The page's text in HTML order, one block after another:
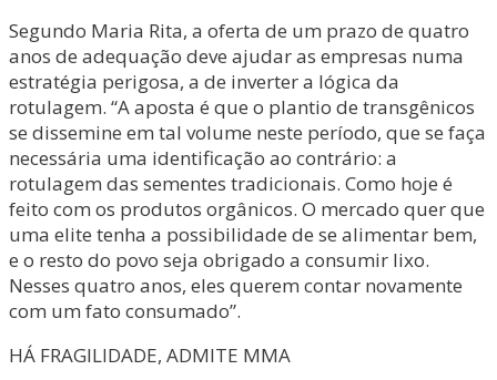
Segundo Maria Rita, a oferta de um prazo de quatro
anos de adequação deve ajudar as empresas numa
estratégia perigosa, a de inverter a lógica da
rotulagem. “A aposta é que o plantio de transgênicos
se dissemine em tal volume neste período, que se faça
necessária uma identificação ao contrário: a
rotulagem das sementes tradicionais. Como hoje é
feito com os produtos orgânicos. O mercado quer que
uma elite tenha a possibilidade de se alimentar bem,
e o resto do povo seja obrigado a consumir lixo.
Nesses quatro anos, eles querem contar novamente
com um fato consumado”.
HÁ FRAGILIDADE, ADMITE MMA